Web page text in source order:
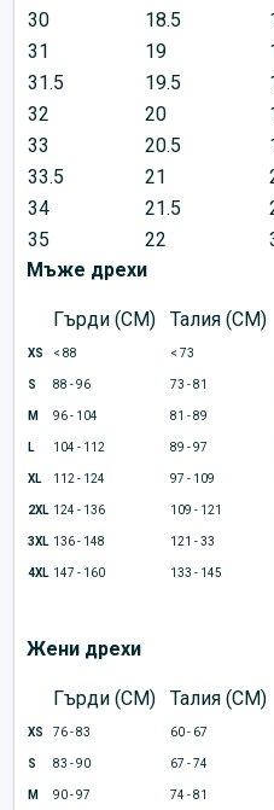
30 18.5
31
19
31.5
19.5
32
20
33
20.5
33.5
21
34
21.5
35
22
Мъже дрехи
Гърди (CM) Талия (CM)
XS < 88 < 73
S 88 - 96 73 - 81
M 96 - 104 81 - 89
L 104 - 112 89 - 97
XL 112 - 124 97 - 109
2XL 124 - 136 109 - 121
3XL 136 - 148 121 - 33
4XL 147 - 160 133 - 145
Жени дрехи
Гърди (CM) Талия (CM)
XS 76 - 83 60 - 67
S 83 - 90 67 - 74
M 90 - 97 74 - 81